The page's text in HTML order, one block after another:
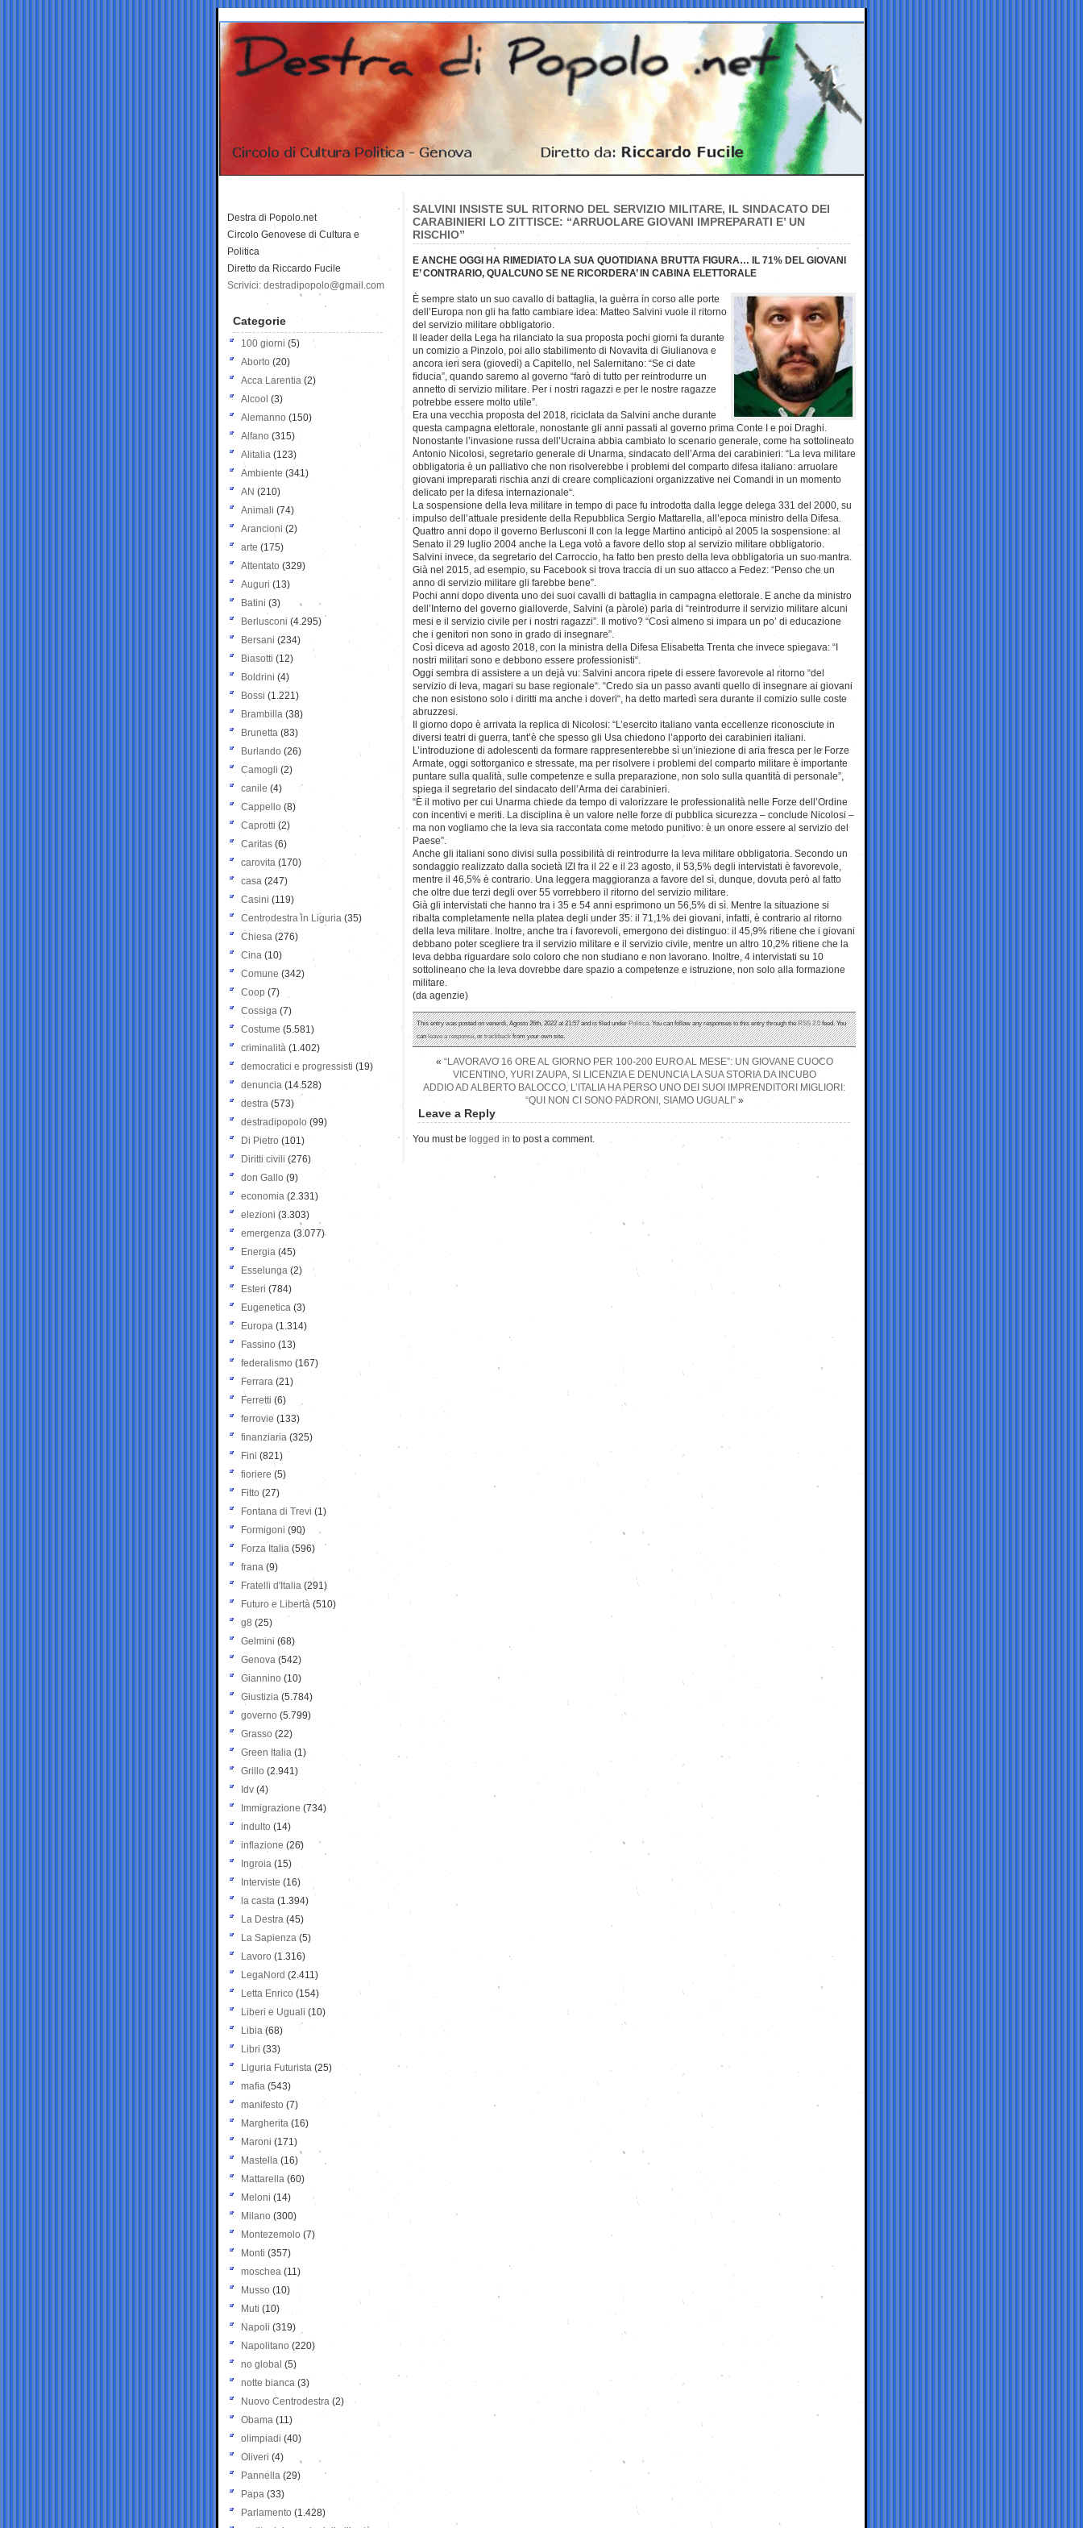
SALVINI INSISTE SUL RITORNO DEL SERVIZIO MILITARE, IL SINDACATO DEI
CARABINIERI LO ZITTISCE: “ARRUOLARE GIOVANI IMPREPARATI E’ UN
RISCHIO”
E ANCHE OGGI HA RIMEDIATO LA SUA QUOTIDIANA BRUTTA FIGURA… IL 71% DEL GIOVANI
E’ CONTRARIO, QUALCUNO SE NE RICORDERA’ IN CABINA ELETTORALE
È sempre stato un suo cavallo di battaglia, la guerra in corso alle porte
dell’Europa non gli ha fatto cambiare idea: Matteo Salvini vuole il ritorno
del servizio militare obbligatorio.
Il leader della Lega ha rilanciato la sua proposta pochi giorni fa durante
un comizio a Pinzolo, poi allo stabilimento di Novavita di Giulianova e
ancora ieri sera (giovedì) a Capitello, nel Salernitano: “Se ci date
fiducia”, quando saremo al governo “farò di tutto per reintrodurre un
annetto di servizio militare. Per i nostri ragazzi e per le nostre ragazze
potrebbe essere molto utile”.
Era una vecchia proposta del 2018, riciclata da Salvini anche durante
questa campagna elettorale, nonostante gli anni passati al governo prima Conte I e poi Draghi.
Nonostante l’invasione russa dell’Ucraina abbia cambiato lo scenario generale, come ha sottolineato
Antonio Nicolosi, segretario generale di Unarma, sindacato dell’Arma dei carabinieri: “La leva militare
obbligatoria è un palliativo che non risolverebbe i problemi del comparto difesa italiano: arruolare
giovani impreparati rischia anzi di creare complicazioni organizzative nei Comandi in un momento
delicato per la difesa internazionale“.
La sospensione della leva militare in tempo di pace fu introdotta dalla legge delega 331 del 2000, su
impulso dell’attuale presidente della Repubblica Sergio Mattarella, all’epoca ministro della Difesa.
Quattro anni dopo il governo Berlusconi II con la legge Martino anticipò al 2005 la sospensione: al
Senato il 29 luglio 2004 anche la Lega votò a favore dello stop al servizio militare obbligatorio.
Salvini invece, da segretario del Carroccio, ha fatto ben presto della leva obbligatoria un suo mantra.
Già nel 2015, ad esempio, su Facebook si trova traccia di un suo attacco a Fedez: “Penso che un
anno di servizio militare gli farebbe bene”.
Pochi anni dopo diventa uno dei suoi cavalli di battaglia in campagna elettorale. E anche da ministro
dell’Interno del governo gialloverde, Salvini (a parole) parla di “reintrodurre il servizio militare alcuni
mesi e il servizio civile per i nostri ragazzi”. Il motivo? “Così almeno si impara un po’ di educazione
che i genitori non sono in grado di insegnare”.
Così diceva ad agosto 2018, con la ministra della Difesa Elisabetta Trenta che invece spiegava: “I
nostri militari sono e debbono essere professionisti“.
Oggi sembra di assistere a un dejà vu: Salvini ancora ripete di essere favorevole al ritorno “del
servizio di leva, magari su base regionale“. “Credo sia un passo avanti quello di insegnare ai giovani
che non esistono solo i diritti ma anche i doveri“, ha detto martedì sera durante il comizio sulle coste
abruzzesi.
Il giorno dopo è arrivata la replica di Nicolosi: “L’esercito italiano vanta eccellenze riconosciute in
diversi teatri di guerra, tant’è che spesso gli Usa chiedono l’apporto dei carabinieri italiani.
L’introduzione di adolescenti da formare rappresenterebbe sì un’iniezione di aria fresca per le Forze
Armate, oggi sottorganico e stressate, ma per risolvere i problemi del comparto militare è importante
puntare sulla qualità, sulle competenze e sulla preparazione, non solo sulla quantità di personale”,
spiega il segretario del sindacato dell’Arma dei carabinieri.
“È il motivo per cui Unarma chiede da tempo di valorizzare le professionalità nelle Forze dell’Ordine
con incentivi e meriti. La disciplina è un valore nelle forze di pubblica sicurezza – conclude Nicolosi –
ma non vogliamo che la leva sia raccontata come metodo punitivo: è un onore essere al servizio del
Paese”.
Anche gli italiani sono divisi sulla possibilità di reintrodurre la leva militare obbligatoria. Secondo un
sondaggio realizzato dalla società IZI fra il 22 e il 23 agosto, il 53,5% degli intervistati è favorevole,
mentre il 46,5% è contrario. Una leggera maggioranza a favore del sì, dunque, dovuta però al fatto
che oltre due terzi degli over 55 vorrebbero il ritorno del servizio militare.
Già gli intervistati che hanno tra i 35 e 54 anni esprimono un 56,5% di sì. Mentre la situazione si
ribalta completamente nella platea degli under 35: il 71,1% dei giovani, infatti, è contrario al ritorno
della leva militare. Inoltre, anche tra i favorevoli, emergono dei distinguo: il 45,9% ritiene che i giovani
debbano poter scegliere tra il servizio militare e il servizio civile, mentre un altro 10,2% ritiene che la
leva debba riguardare solo coloro che non studiano e non lavorano. Inoltre, 4 intervistati su 10
sottolineano che la leva dovrebbe dare spazio a competenze e istruzione, non solo alla formazione
militare.
(da agenzie)
This entry was posted on venerdì, Agosto 26th, 2022 at 21:57 and is filed underPolitica. You can follow any responses to this entry through theRSS 2.0feed. You
canleave a response, ortrackbackfrom your own site.
« “LAVORAVO 16 ORE AL GIORNO PER 100-200 EURO AL MESE”: UN GIOVANE CUOCO
VICENTINO, YURI ZAUPA, SI LICENZIA E DENUNCIA LA SUA STORIA DA INCUBO
ADDIO AD ALBERTO BALOCCO, L’ITALIA HA PERSO UNO DEI SUOI IMPRENDITORI MIGLIORI:
“QUI NON CI SONO PADRONI, SIAMO UGUALI”»
Leave a Reply
You must be logged in to post a comment.
Destra di Popolo.net
Circolo Genovese di Cultura e
Politica
Diretto da Riccardo Fucile
Scrivici: destradipopolo@gmail.com
Categorie
100 giorni (5)
Aborto (20)
Acca Larentia (2)
Alcool (3)
Alemanno (150)
Alfano (315)
Alitalia (123)
Ambiente (341)
AN (210)
Animali (74)
Arancioni (2)
arte (175)
Attentato (329)
Auguri (13)
Batini (3)
Berlusconi (4.295)
Bersani (234)
Biasotti (12)
Boldrini (4)
Bossi (1.221)
Brambilla (38)
Brunetta (83)
Burlando (26)
Camogli (2)
canile (4)
Cappello (8)
Caprotti (2)
Caritas (6)
carovita (170)
casa (247)
Casini (119)
Centrodestra in Liguria (35)
Chiesa (276)
Cina (10)
Comune (342)
Coop (7)
Cossiga (7)
Costume (5.581)
criminalità (1.402)
democratici e progressisti (19)
denuncia (14.528)
destra (573)
destradipopolo (99)
Di Pietro (101)
Diritti civili (276)
don Gallo (9)
economia (2.331)
elezioni (3.303)
emergenza (3.077)
Energia (45)
Esselunga (2)
Esteri (784)
Eugenetica (3)
Europa (1.314)
Fassino (13)
federalismo (167)
Ferrara (21)
Ferretti (6)
ferrovie (133)
finanziaria (325)
Fini (821)
fioriere (5)
Fitto (27)
Fontana di Trevi (1)
Formigoni (90)
Forza Italia (596)
frana (9)
Fratelli d'Italia (291)
Futuro e Libertà (510)
g8 (25)
Gelmini (68)
Genova (542)
Giannino (10)
Giustizia (5.784)
governo (5.799)
Grasso (22)
Green Italia (1)
Grillo (2.941)
Idv (4)
Immigrazione (734)
indulto (14)
inflazione (26)
Ingroia (15)
Interviste (16)
la casta (1.394)
La Destra (45)
La Sapienza (5)
Lavoro (1.316)
LegaNord (2.411)
Letta Enrico (154)
Liberi e Uguali (10)
Libia (68)
Libri (33)
Liguria Futurista (25)
mafia (543)
manifesto (7)
Margherita (16)
Maroni (171)
Mastella (16)
Mattarella (60)
Meloni (14)
Milano (300)
Montezemolo (7)
Monti (357)
moschea (11)
Musso (10)
Muti (10)
Napoli (319)
Napolitano (220)
no global (5)
notte bianca (3)
Nuovo Centrodestra (2)
Obama (11)
olimpiadi (40)
Oliveri (4)
Pannella (29)
Papa (33)
Parlamento (1.428)